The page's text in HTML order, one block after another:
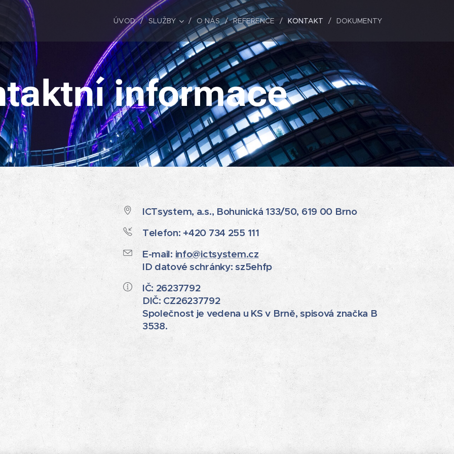
ÚVOD SLUŽBY O NÁS REFERENCE KONTAKT DOKUMENTY
informace
ICTsystem, a.s., Bohunická 133/50, 619 00 Brno
Telefon: +420 734 255 111
E-mail: info@ictsystem.cz
ID datové schránky: sz5ehfp
IČ: 26237792
DIČ: CZ26237792
Společnost je vedena u KS v Brně, spisová značka B
3538.